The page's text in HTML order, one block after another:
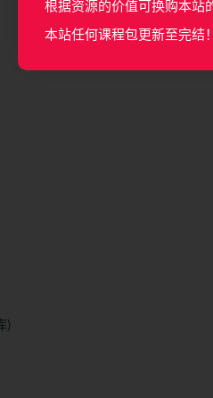
)
根据资源的价值可换购本站
本站任何课程包更新至完结！